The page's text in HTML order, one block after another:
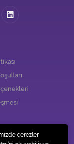
çerezler